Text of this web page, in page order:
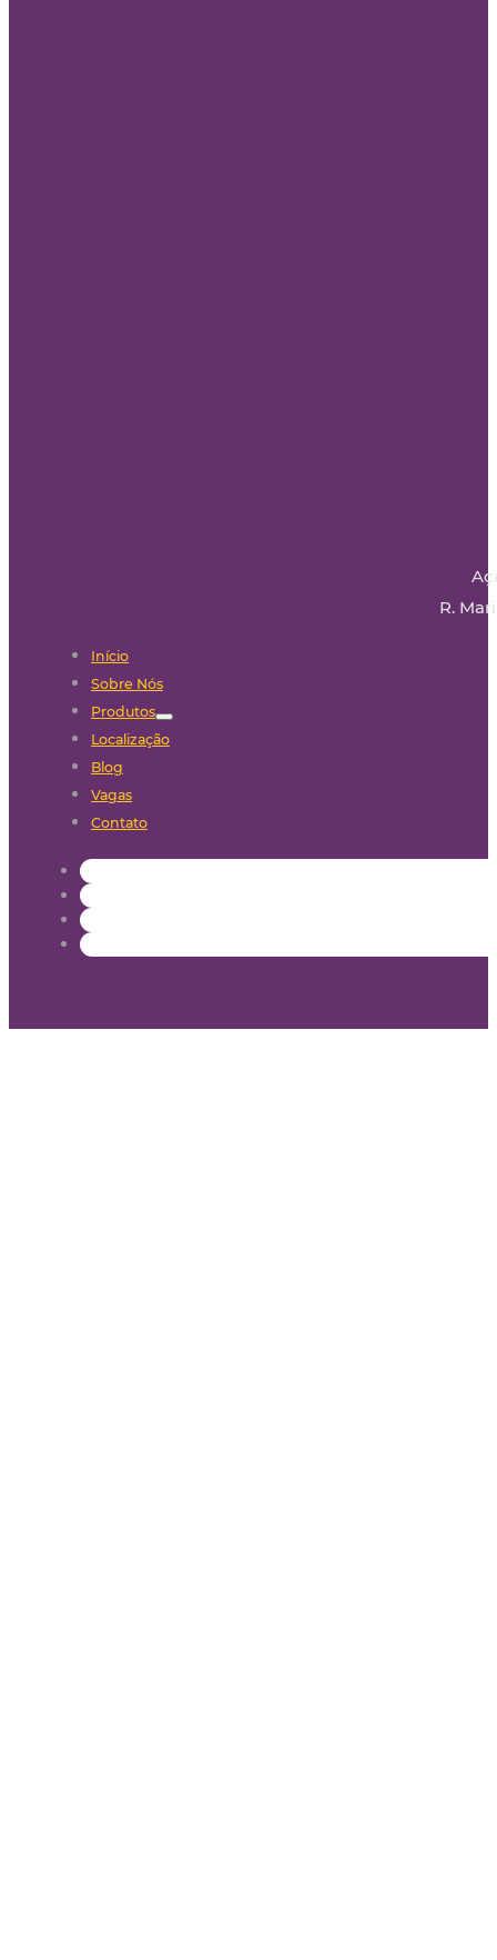
R.
Início
Sobre Nós
Produtos
Localização
Blog
Vagas
Contato